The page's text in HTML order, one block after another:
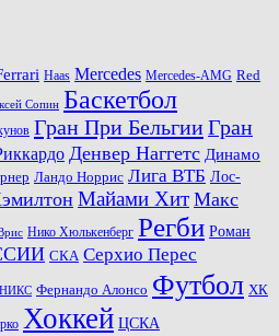
Haas Mercedes Mercedes-AMG Red
Сопин Баскетбол
Гран При БельгииГран
Денвер Наггетс Динамо
Ландо Норрис Лига ВТБ Лос-
Майами Хит Макс
Нико Хюлькенберг Регби Роман
СКА Серхио Перес
Фернандо Алонсо Футбол ХК
Хоккей ЦСКА